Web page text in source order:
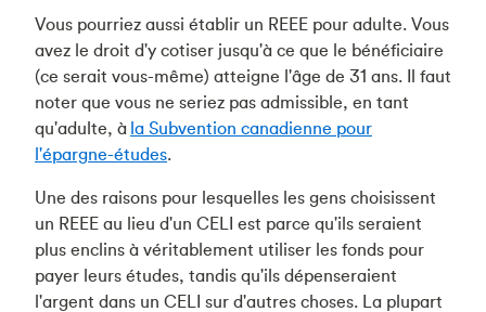
Vous pourriez aussi établir un REEE pour adulte. Vous
avez le droit d'y cotiser jusqu'à ce que le bénéficiaire
(ce serait vous-même) atteigne l'âge de 31 ans. Il faut
noter que vous ne seriez pas admissible, en tant
qu'adulte, à la Subvention canadienne pour
l'épargne-études.
Une des raisons pour lesquelles les gens choisissent
un REEE au lieu d'un CELI est parce qu'ils seraient
plus enclins à véritablement utiliser les fonds pour
payer leurs études, tandis qu'ils dépenseraient
l'argent dans un CELI sur d'autres choses. La plupart